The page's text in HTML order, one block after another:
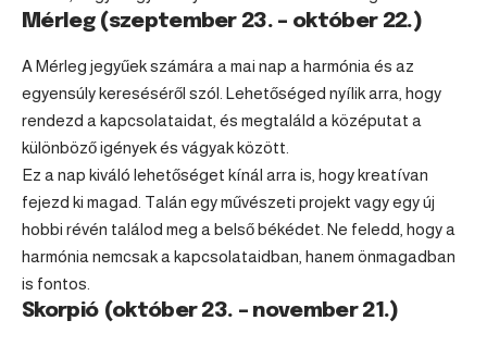
Mérleg (szeptember 23. – október 22.)
A Mérleg jegyűek számára a mai nap a harmónia és az
egyensúly kereséséről szól. Lehetőséged nyílik arra, hogy
rendezd a kapcsolataidat, és megtaláld a középutat a
különböző igények és vágyak között.
Ez a nap kiváló lehetőséget kínál arra is, hogy kreatívan
fejezd ki magad. Talán egy művészeti projekt vagy egy új
hobbi révén találod meg a belső békédet. Ne feledd, hogy a
harmónia nemcsak a kapcsolataidban, hanem önmagadban
is fontos.
Skorpió (október 23. – november 21.)